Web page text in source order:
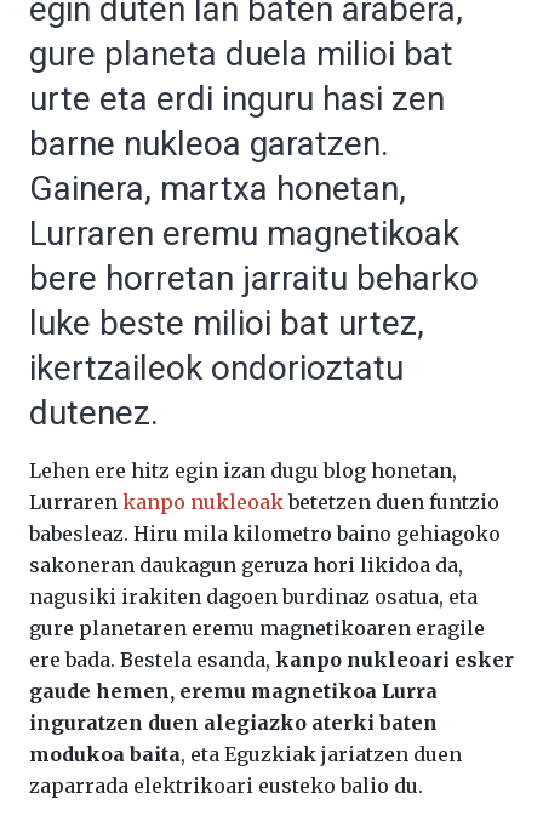
egin duten lan baten arabera,
gure planeta duela milioi bat
urte eta erdi inguru hasi zen
barne nukleoa garatzen.
Gainera, martxa honetan,
Lurraren eremu magnetikoak
bere horretan jarraitu beharko
luke beste milioi bat urtez,
ikertzaileok ondorioztatu
dutenez.
Lehen ere hitz egin izan dugu blog honetan,
Lurraren kanpo nukleoakbetetzen duen funtzio
babesleaz. Hiru mila kilometro baino gehiagoko
sakoneran daukagun geruza hori likidoa da,
nagusiki irakiten dagoen burdinaz osatua, eta
gure planetaren eremu magnetikoaren eragile
ere bada. Bestela esanda, kanpo nukleoari esker
gaude hemen, eremu magnetikoa Lurra
inguratzen duen alegiazko aterki baten
modukoa baita, eta Eguzkiak jariatzen duen
zaparrada elektrikoari eusteko balio du.